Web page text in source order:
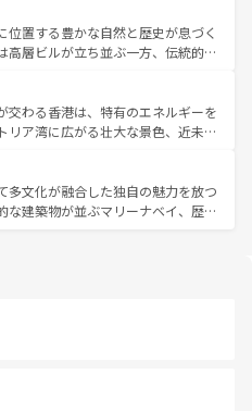
、韓国の多彩な魅力を心ゆくまで味
わってみてほしい。 なお、新着の韓国情報はコンテンツ一
が息づく。ハノイの古い町並みやホ
統治時代の建物も、独特の雰囲気を
、バラエティの豊かさとおいしさで
ー、ベトナムコーヒーなどは、ぜ
どの地域を訪れてもあたたかい人々
るので、きっと忘れられない旅にな
位置する豊かな自然と歴史が息づく
高層ビルが立ち並ぶ一方、伝統的な
北部ではチェンマイなどの山岳地
南部ではプーケットやクラビの美し
分を楽しむことができる。タイ料理
温暖で、どの季節にも異なる楽しみ
やすいタイの人々、仏教を中心とし
観光資源が、訪れる旅人を魅了し続
交わる香港は、特有のエネルギーを
リア湾に広がる壮大な景色、近未来
するはず。観光スポットが密集し
ころを回れるのも魅力。息をのむよ
体験まで、香港を存分に楽しみ尽く
多文化が融合した独自の魅力を放つ
な建築物が並ぶマリーナベイ、歴史
風情を楽しめる外せないスポット